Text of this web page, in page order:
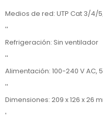
Medios de red: UTP Cat 3/4/
''
Refrigeración: Sin ventilador
''
Alimentación: 100-240 V AC,
''
Dimensiones: 209 x 126 x 26
'